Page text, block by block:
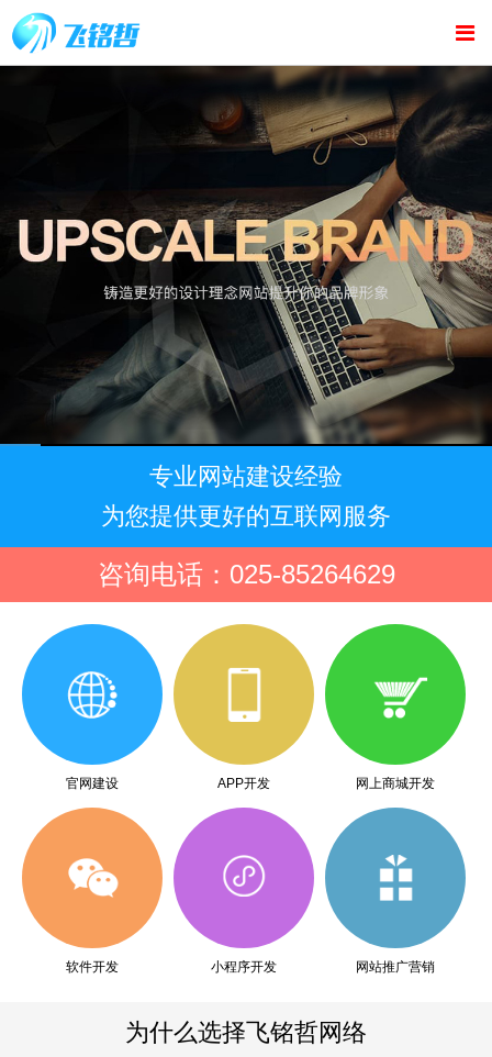
专业网站建设经验
为您提供更好的互联网服务
咨询电话：025-85264629
官网建设 APP开发 网上商城开发
软件开发 小程序开发 网站推广营销
为什么选择飞铭哲网络